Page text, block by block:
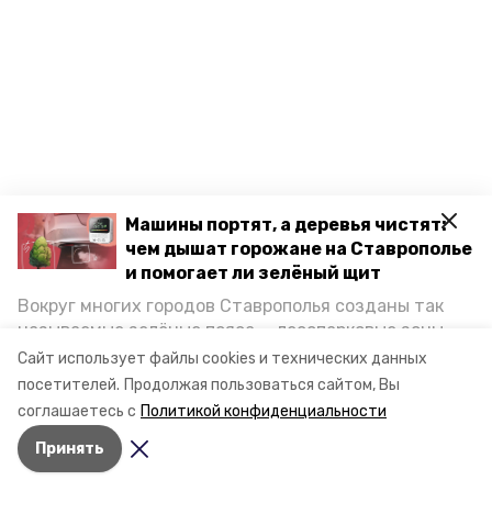
Сайт использует файлы cookies и технических данных
посетителей. Продолжая пользоваться сайтом, Вы
соглашаетесь с Политикой конфиденциальности
Принять
Машины портят, а деревья чистят:
чем дышат горожане на Ставрополье
и помогает ли зелёный щит
Вокруг многих городов Ставрополья созданы так
называемые зелёные пояса — лесопарковые зоны,
снижающие негативное воздействие выхлопных
газов на атмосферу. Справляются ли они с
постоянно растущим потоком автотранспорта и
каким воздухом дышат жители края, узнала
корреспондент «Победы26».